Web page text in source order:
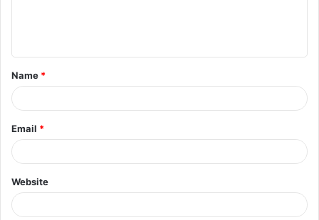
t
*
Name *
Email *
Website